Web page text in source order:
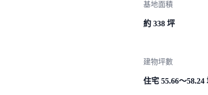
基地面積
約 338 坪
建物坪數
住宅 55.66～58.24